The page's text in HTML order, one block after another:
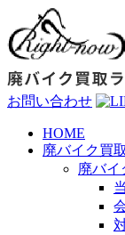
お問い合わせ
HOME
廃バイク買
廃バイ